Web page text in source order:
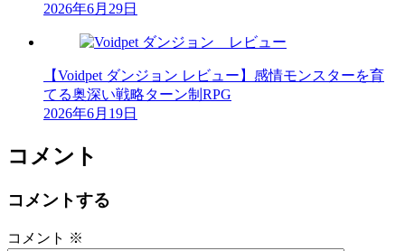
2026年6月29日
【Voidpet ダンジョン レビュー】感情モンスターを育
てる奥深い戦略ターン制RPG
2026年6月19日
コメント
コメントする
コメント ※